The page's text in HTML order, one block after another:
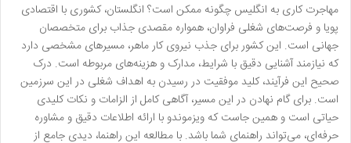
مهاجرت کاری به انگلیس چگونه ممکن است؟ انگلستان، کشوری با اقتصادی
پویا و فرصت‌های شغلی فراوان، همواره مقصدی جذاب برای متخصصان
جهانی است. این کشور برای جذب نیروی کار ماهر، مسیرهای مشخصی دارد
که نیازمند آشنایی دقیق با شرایط، مدارک و هزینه‌های مربوطه است. درک
صحیح این فرآیند، کلید موفقیت در رسیدن به اهداف شغلی در این سرزمین
است. برای گام نهادن در این مسیر، آگاهی کامل از الزامات و نکات کلیدی
حیاتی است و همین جاست که ویزموندو با ارائه اطلاعات دقیق و مشاوره
حرفه‌ای، می‌تواند راهنمای شما باشد. با مطالعه این راهنما، دیدی جامع از